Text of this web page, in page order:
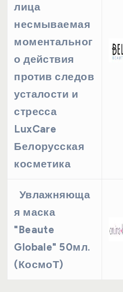
лица
несмываемая
моментальног
о действия
против следов
усталости и
стресса
LuxCare
Белорусская
косметика
Увлажняюща
я маска
"Beaute
Globale" 50мл.
(КосмоТ)